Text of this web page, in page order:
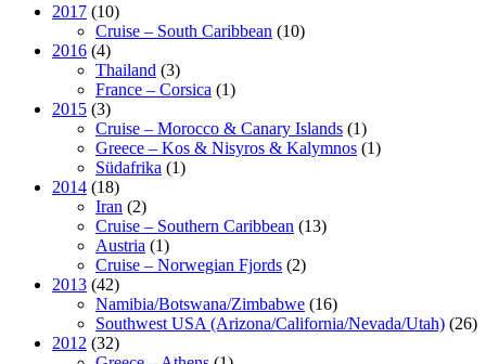
2017 (10)
Cruise – South Caribbean (10)
2016 (4)
Thailand (3)
France – Corsica (1)
2015 (3)
Cruise – Morocco & Canary Islands (1)
Greece – Kos & Nisyros & Kalymnos (1)
Südafrika (1)
2014 (18)
Iran (2)
Cruise – Southern Caribbean (13)
Austria (1)
Cruise – Norwegian Fjords (2)
2013 (42)
Namibia/Botswana/Zimbabwe (16)
Southwest USA (Arizona/California/Nevada/Utah) (26)
2012 (32)